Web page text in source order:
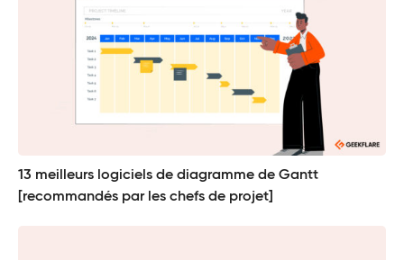
13 meilleurs logiciels de diagramme de Gantt
[recommandés par les chefs de projet]